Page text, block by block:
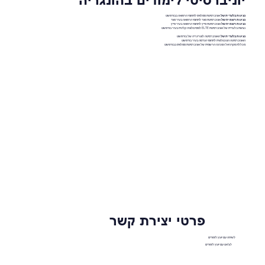
נציגות בלעדית שלאוניברסיטת סמלוויס לתחומי הרפואה בבודפשט
נציגות רשמית שלאוניברסיטת סגד לתחומי הרפואה בעיר סגד
נציגות רשמית שלאוניברסיטת פייץ לתחומי הרפואה בעיר פייץ
נציגות בלעדית של אוניברסיטת ELTE לפסיכולוגיה קלינית בעיר בודפשט
נציגות בלעדית שלהאוניברסיטה לוטרינריה של בודפשט
האוניברסיטה הטכנולוגית לתחומי הנדסה בעיר בודפשט
מכללת מקדניאל המכינה הרשמית של אוניברסיטת סמלוויס בבודפשט
פרטי יצירת קשר
לשיחה עם יועץ לימודים
לצ'אט עם יועץ לימודים